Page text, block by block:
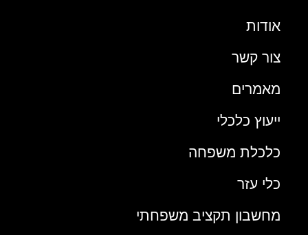
אודות
צור קשר
מאמרים
ייעוץ כלכלי
כלכלת משפחה
כלי עזר
מחשבון תקציב משפחתי